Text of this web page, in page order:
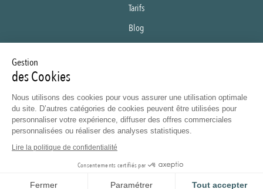
Tarifs
Blog
Contact
Mentions légales
Politique de confidentialité
Gestion
des Cookies
Nous utilisons des cookies pour vous assurer une utilisation optimale
du site. D’autres catégories de cookies peuvent être utilisées pour
personnaliser votre expérience, diffuser des offres commerciales
personnalisées ou réaliser des analyses statistiques.
Lire la politique de confidentialité
Consentements certifiés par
Fermer Paramétrer Tout accepter